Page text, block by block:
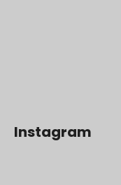
Instagram